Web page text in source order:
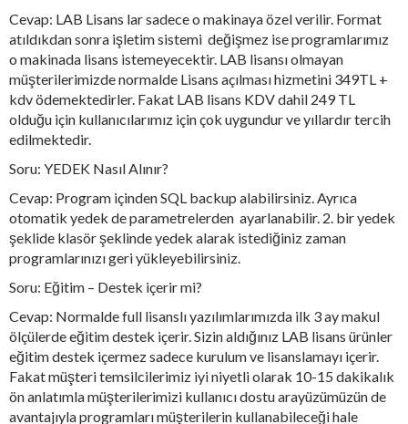
Cevap: LAB Lisans lar sadece o makinaya özel verilir. Format
atıldıkdan sonra işletim sistemi değişmez ise programlarımız
o makinada lisans istemeyecektir. LAB lisansı olmayan
müşterilerimizde normalde Lisans açılması hizmetini 349TL +
kdv ödemektedirler. Fakat LAB lisans KDV dahil 249 TL
olduğu için kullanıcılarımız için çok uygundur ve yıllardır tercih
edilmektedir.
Soru: YEDEK Nasıl Alınır?
Cevap: Program içinden SQL backup alabilirsiniz. Ayrıca
otomatik yedek de parametrelerden ayarlanabilir. 2. bir yedek
şeklide klasör şeklinde yedek alarak istediğiniz zaman
programlarınızı geri yükleyebilirsiniz.
Soru: Eğitim – Destek içerir mi?
Cevap: Normalde full lisanslı yazılımlarımızda ilk 3 ay makul
ölçülerde eğitim destek içerir. Sizin aldığınız LAB lisans ürünler
eğitim destek içermez sadece kurulum ve lisanslamayı içerir.
Fakat müşteri temsilcilerimiz iyi niyetli olarak 10-15 dakikalık
ön anlatımla müşterilerimizi kullanıcı dostu arayüzümüzün de
avantajıyla programları müşterilerin kullanabileceği hale